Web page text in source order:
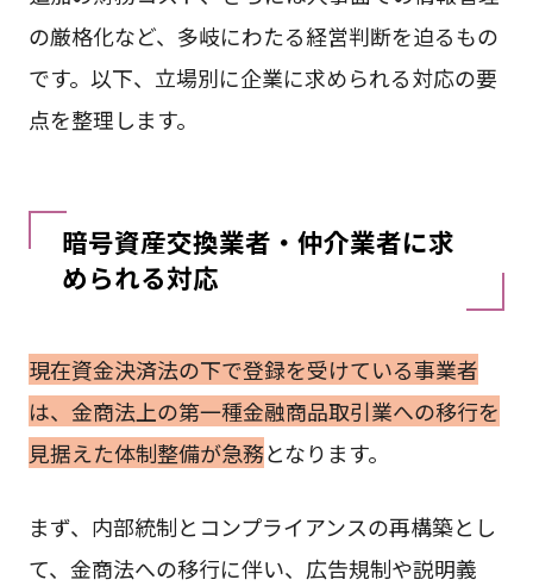
の厳格化など、多岐にわたる経営判断を迫るもの
です。以下、立場別に企業に求められる対応の要
点を整理します。
暗号資産交換業者・仲介業者に求
められる対応
現在資金決済法の下で登録を受けている事業者
は、金商法上の第一種金融商品取引業への移行を
見据えた体制整備が急務となります。
まず、内部統制とコンプライアンスの再構築とし
て、金商法への移行に伴い、広告規制や説明義